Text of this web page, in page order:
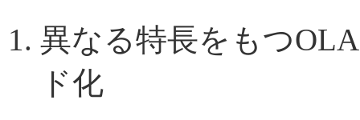
異なる特長をもつ
ド化